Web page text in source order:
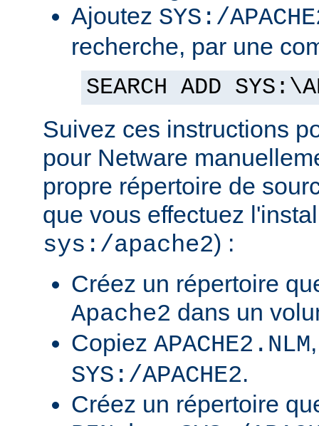
Ajoutez SYS:/
recherche, par une
SEARCH ADD
Suivez ces instructions
pour Netware
propre répertoire de
que vous effectuez
sys:/apache2) :
Créez un répertoire
Apache2 dans un
Copiez APACHE2.NLM
SYS:/APACHE2.
Créez un répertoire